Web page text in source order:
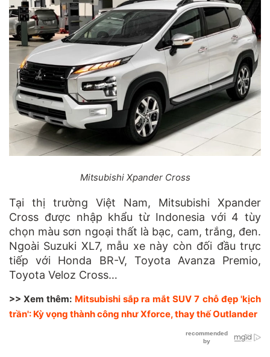
Mitsubishi Xpander Cross
Tại thị trường Việt Nam, Mitsubishi Xpander
Cross được nhập khẩu từ Indonesia với 4 tùy
chọn màu sơn ngoại thất là bạc, cam, trắng, đen.
Ngoài Suzuki XL7, mẫu xe này còn đối đầu trực
tiếp với Honda BR-V, Toyota Avanza Premio,
Toyota Veloz Cross…
>> Xem thêm: Mitsubishi sắp ra mắt SUV 7 chỗ đẹp 'kịch
trần': Kỳ vọng thành công như Xforce, thay thế Outlander